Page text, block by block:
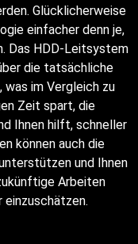
Glücklicherweise
einfacher denn je,
Das HDD-Leitsystem
die tatsächliche
im Vergleich zu
Zeit spart, die
Ihnen hilft, schneller
können auch die
und Ihnen
Arbeiten